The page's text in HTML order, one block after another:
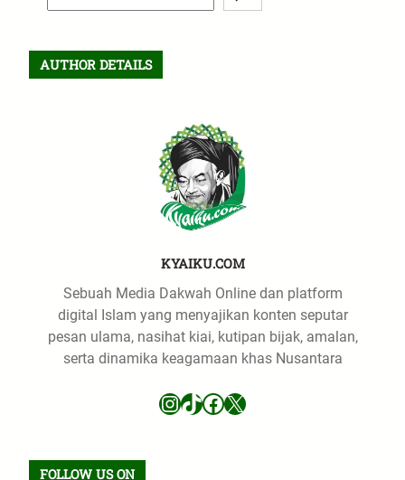
e
r
c
AUTHOR DETAILS
KYAIKU.COM
Sebuah Media Dakwah Online dan platform
digital Islam yang menyajikan konten seputar
pesan ulama, nasihat kiai, kutipan bijak, amalan,
serta dinamika keagamaan khas Nusantara
InstagramTikTok Facebook X
FOLLOW US ON